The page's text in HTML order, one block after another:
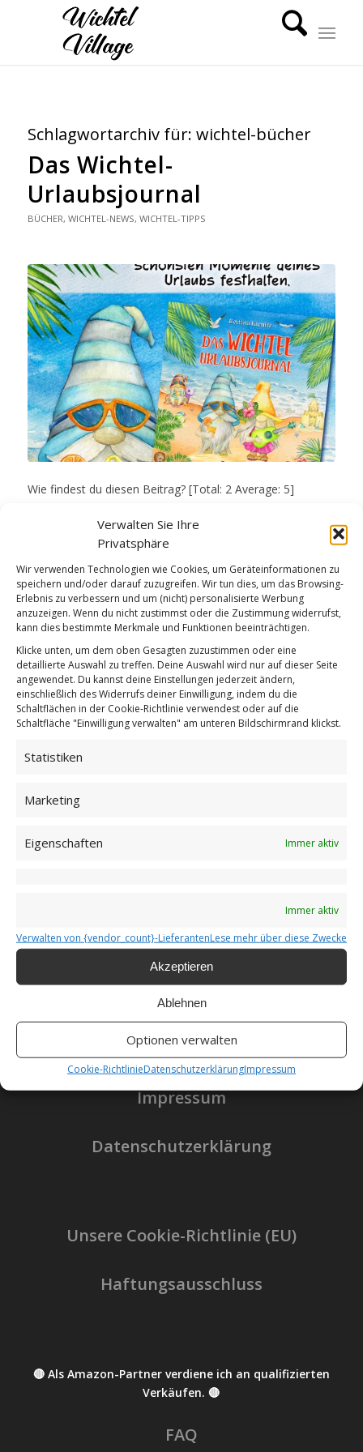
Verwalten Sie Ihre
Privatsphäre
Wir verwenden Technologien wie Cookies, um Geräteinformationen zu
speichern und/oder darauf zuzugreifen. Wir tun dies, um das Browsing-
Erlebnis zu verbessern und um (nicht) personalisierte Werbung
anzuzeigen. Wenn du nicht zustimmst oder die Zustimmung widerrufst,
kann dies bestimmte Merkmale und Funktionen beeinträchtigen.
Klicke unten, um dem oben Gesagten zuzustimmen oder eine
detaillierte Auswahl zu treffen. Deine Auswahl wird nur auf dieser Seite
angewendet. Du kannst deine Einstellungen jederzeit ändern,
einschließlich des Widerrufs deiner Einwilligung, indem du die
Schaltflächen in der Cookie-Richtlinie verwendest oder auf die
Schaltfläche "Einwilligung verwalten" am unteren Bildschirmrand klickst.
Statistiken
Marketing
Eigenschaften Immer aktiv
Immer aktiv
Verwalten von {vendor_count}-LieferantenLese mehr über diese Zwecke
Akzeptieren
Ablehnen
Optionen verwalten
Cookie-RichtlinieDatenschutzerklärungImpressum
Schlagwortarchiv für: wichtel-bücher
Das Wichtel-
Urlaubsjournal
BÜCHER, WICHTEL-NEWS, WICHTEL-TIPPS
Wie findest du diesen Beitrag? [Total: 2 Average: 5]
Wie findest du diesen Beitrag?
[Total:2Average:5]
2. JUNI 2024 / 0 KOMMENTARE / VONBETTINA
Schlagwortarchiv für:wichtel-bücher
Impressum
Datenschutzerklärung
Unsere Cookie-Richtlinie (EU)
Haftungsausschluss
🔴 Als Amazon-Partner verdiene ich an qualifizierten
Verkäufen. 🔴
FAQ